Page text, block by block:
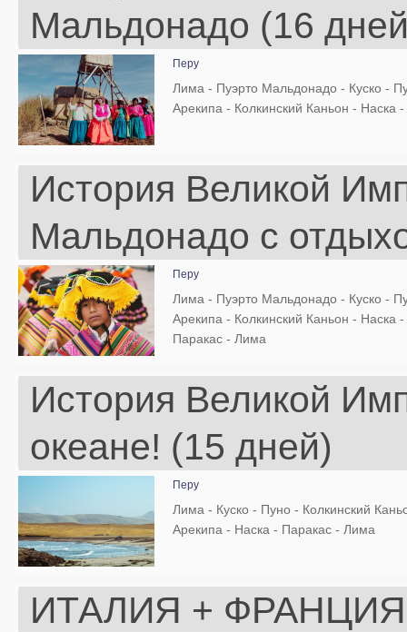
Мальдонадо (16
Перу
Лима - Пуэрто Мальдонадо - Куско -
Арекипа - Колкинский Каньон - Наска
История Великой
Мальдонадо с
Перу
Лима - Пуэрто Мальдонадо - Куско -
Арекипа - Колкинский Каньон - Наска -
Паракас - Лима
История Великой
океане! (15 дней)
Перу
Лима - Куско - Пуно - Колкинский
Арекипа - Наска - Паракас - Лима
ИТАЛИЯ + ФРАНЦИЯ